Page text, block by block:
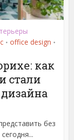
• office design •
как
стали
без